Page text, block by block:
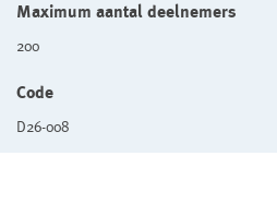
Maximum aantal deelnemers
200
Code
D26-008